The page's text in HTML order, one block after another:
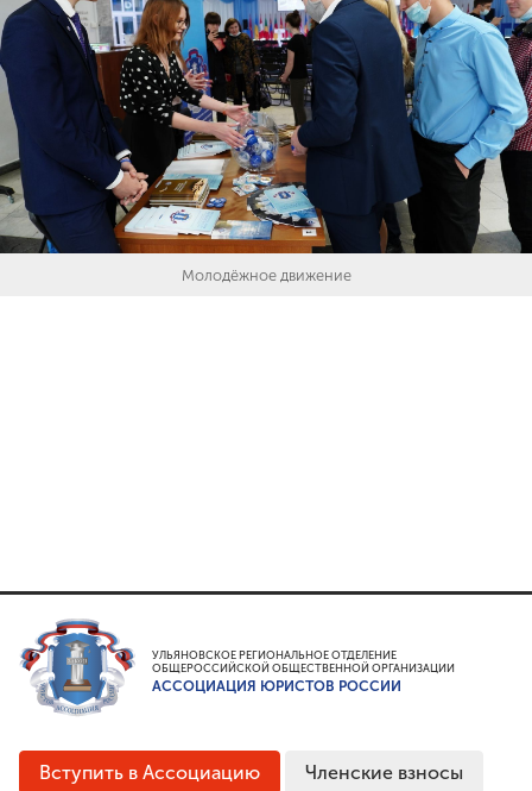
Молодёжное движение
УЛЬЯНОВСКОЕ РЕГИОНАЛЬНОЕ ОТДЕЛЕНИЕ
ОБЩЕРОССИЙСКОЙ ОБЩЕСТВЕННОЙ ОРГАНИЗАЦИИ
АССОЦИАЦИЯ ЮРИСТОВ РОССИИ
Вступить в Ассоциацию Членские взносы